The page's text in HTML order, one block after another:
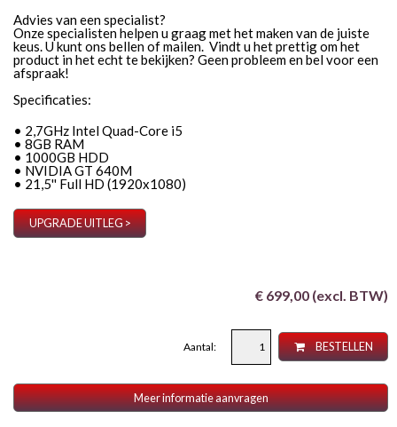
Advies van een specialist?
Onze specialisten helpen u graag met het maken van de juiste
keus. U kunt ons bellen of mailen. Vindt u het prettig om het
product in het echt te bekijken? Geen probleem en bel voor een
afspraak!
Specificaties:
• 2,7GHz Intel Quad-Core i5
• 8GB RAM
• 1000GB HDD
• NVIDIA GT 640M
• 21,5'' Full HD (1920x1080)
UPGRADE UITLEG >
€ 699,00 (excl. BTW)
Aantal: BESTELLEN
Meer informatie aanvragen